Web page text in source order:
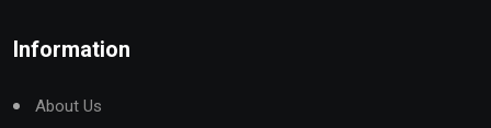
Information
About Us